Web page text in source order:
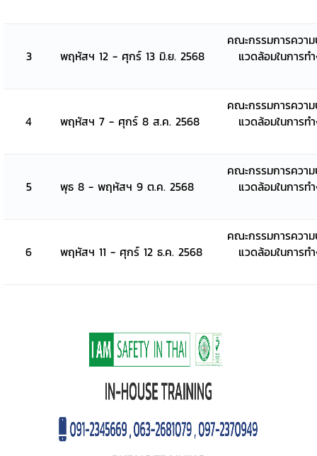
3 พฤหัสฯ 12 - ศุกร์ 13 มิ.ย. 2568
คณะกรรมการควา
แวดล้อมในการท
4 พฤหัสฯ 7 - ศุกร์ 8 ส.ค. 2568
คณะกรรมการควา
แวดล้อมในการท
5 พุธ 8 - พฤหัสฯ 9 ต.ค. 2568
คณะกรรมการควา
แวดล้อมในการท
6 พฤหัสฯ 11 - ศุกร์ 12 ธ.ค. 2568
คณะกรรมการควา
แวดล้อมในการท